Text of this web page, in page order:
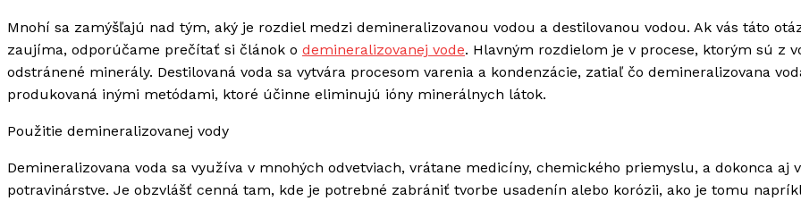
Mnohí sa zamýšľajú nad tým, aký je rozdiel medzi demineralizovanou vodou a destilovanou vodou. Ak vás táto
zaujíma, odporúčame prečítať si článok o demineralizovanej vode. Hlavným rozdielom je v procese, ktorým sú z
odstránené minerály. Destilovaná voda sa vytvára procesom varenia a kondenzácie, zatiaľ čo demineralizovana
produkovaná inými metódami, ktoré účinne eliminujú ióny minerálnych látok.
Použitie demineralizovanej vody
Demineralizovana voda sa využíva v mnohých odvetviach, vrátane medicíny, chemického priemyslu, a dokonca aj v
potravinárstve. Je obzvlášť cenná tam, kde je potrebné zabrániť tvorbe usadenín alebo korózii, ako je tomu